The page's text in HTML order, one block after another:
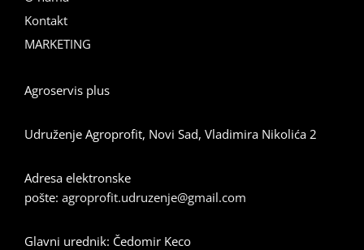
Kontakt
MARKETING
Agroservis plus
Udruženje Agroprofit, Novi Sad, Vladimira Nikolića 2
Adresa elektronske
pošte: agroprofit.udruzenje@gmail.com
Glavni urednik: Čedomir Keco